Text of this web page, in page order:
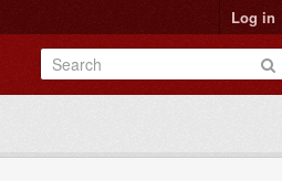
Log in